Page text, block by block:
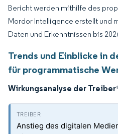
Bericht werden mithilfe des
Mordor Intelligence erstellt und
Daten und Erkenntnissen bis
Trends und Einblicke in
für programmatische
Wirkungsanalyse der Treiber
Anstieg des digitalen